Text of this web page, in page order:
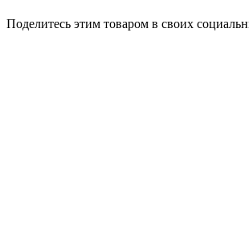
Поделитесь этим товаром в своих